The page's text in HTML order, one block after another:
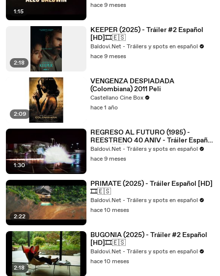
1:15
hace 9 meses
2:18
KEEPER (2025) - Tráiler #2 Español
[HD]🎞️🇪🇸
Baldovi.Net - Tráilers y spots en español
hace 9 meses
2:09
VENGENZA DESPIADADA
(Colombiana) 2011 Peli
Castellano Cine Box
hace 1 año
1:30
REGRESO AL FUTURO (1985) -
REESTRENO 40 ANIV - Tráiler Español
[HD]🎞️🇪🇸
Baldovi.Net - Tráilers y spots en español
hace 9 meses
2:22
PRIMATE (2025) - Tráiler Español [HD]
🎞️🇪🇸
Baldovi.Net - Tráilers y spots en español
hace 10 meses
2:18
BUGONIA (2025) - Tráiler #2 Español
[HD]🎞️🇪🇸
Baldovi.Net - Tráilers y spots en español
hace 10 meses